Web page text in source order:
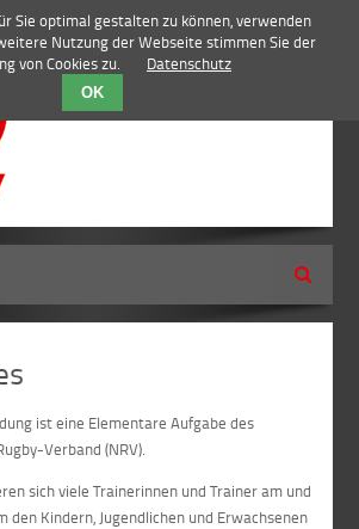
Suche
ist eine Elementare Aufgabe des
Verband (NRV).
sich viele Trainerinnen und Trainer am und
den Kindern, Jugendlichen und Erwachsenen
Sie optimal gestalten zu können, verwenden
Nutzung der Webseite stimmen Sie der
von Cookies zu.
Datenschutz
OK